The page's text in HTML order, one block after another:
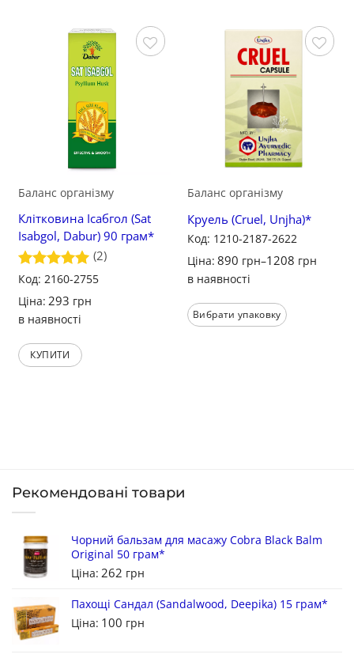
Зберегти
Баланс організму
Клітковина Ісабгол (Sat
Isabgol, Dabur) 90 грам*
Оцінено в
(2)
Код: 2160-2755
Ціна: 293 грн
в наявності
КУПИТИ
Зберегти
Баланс організму
Круель (Cruel, Unjha)*
Код: 1210-2187-2622
Ціна: 890 грн–1208 грн
в наявності
Вибрати упаковку
Рекомендовані товари
Чорний бальзам для масажу Cobra Black Balm
Original 50 грам*
Ціна: 262 грн
Пахощі Сандал (Sandalwood, Deepika) 15 грам*
Ціна: 100 грн